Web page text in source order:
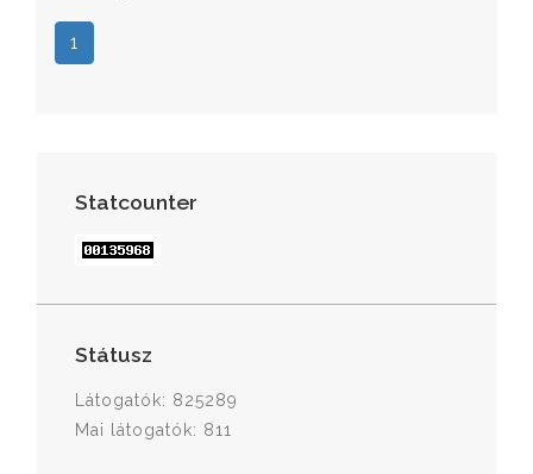
1
Statcounter
Státusz
Látogatók: 825289
Mai látogatók: 811